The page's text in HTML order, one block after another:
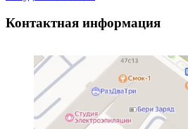
Контактная информация